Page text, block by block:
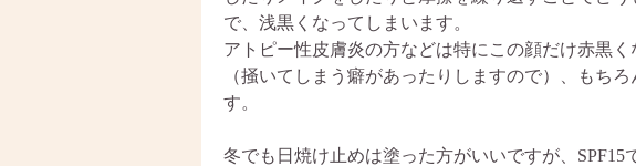
で、浅黒くなってしまいます。
アトピー性皮膚炎の方などは特にこの顔だけ赤黒
（掻いてしまう癖があったりしますので）、もち
す。
冬でも日焼け止めは塗った方がいいですが、SPF15